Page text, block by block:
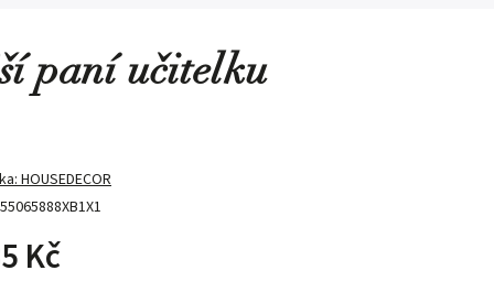
paní učitelku
55065888XB1X1
HOUSEDECOR
Kč